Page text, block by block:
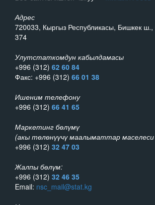
Адрес
720033, Кыргыз Республикасы, Бишкек ш.,
374
Улутстаткомдун кабылдамасы
+996 (312) 62 60 84
Факс: +996 (312) 66 01 38
Ишеним телефону
+996 (312) 66 41 65
Маркетинг бөлүмү
(акы төлөнүүчү маалыматтар
+996 (312) 32 47 03
Жалпы бөлүм:
+996 (312) 32 46 35
Email: nsc_mail@stat.kg